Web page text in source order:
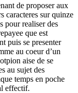
de proposer aux
caracteres sur quinze
pour realiser des
que est
puis se presenter
au coeur d’un
aise de se
au sujet des
temps en poche
effectif.